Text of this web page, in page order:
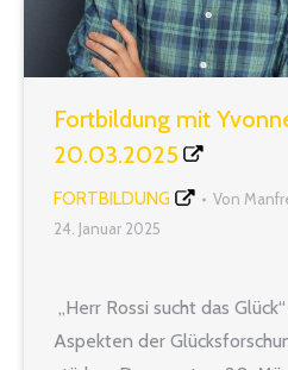
Fortbildung mit
20.03.2025
FORTBILDUNG Von
24. Januar 2025
„Herr Rossi sucht das
Aspekten der